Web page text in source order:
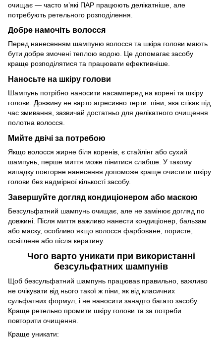
очищає — часто м’які ПАР працюють делікатніше, але
потребують ретельного розподілення.
Добре намочіть волосся
Перед нанесенням шампуню волосся та шкіра голови мають
бути добре змочені теплою водою. Це допомагає засобу
краще розподілятися та працювати ефективніше.
Наносьте на шкіру голови
Шампунь потрібно наносити насамперед на корені та шкіру
голови. Довжину не варто агресивно терти: піни, яка стікає під
час змивання, зазвичай достатньо для делікатного очищення
полотна волосся.
Мийте двічі за потребою
Якщо волосся жирне біля коренів, є стайлінг або сухий
шампунь, перше миття може пінитися слабше. У такому
випадку повторне нанесення допоможе краще очистити шкіру
голови без надмірної кількості засобу.
Завершуйте догляд кондиціонером або маскою
Безсульфатний шампунь очищає, але не замінює догляд по
довжині. Після миття важливо нанести кондиціонер, бальзам
або маску, особливо якщо волосся фарбоване, пористе,
освітлене або після кератину.
Чого варто уникати при використанні
безсульфатних шампунів
Щоб безсульфатний шампунь працював правильно, важливо
не очікувати від нього такої ж піни, як від класичних
сульфатних формул, і не наносити занадто багато засобу.
Краще ретельно промити шкіру голови та за потреби
повторити очищення.
Краще уникати: